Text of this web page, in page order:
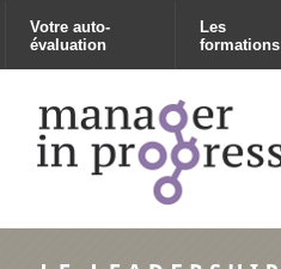
Votre auto-
évaluation
Les
formations